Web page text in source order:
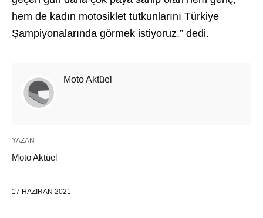
hem de kadın motosiklet tutkunlarını Türkiye
Şampiyonalarında görmek istiyoruz.” dedi.
Moto Aktüel
YAZAN
Moto Aktüel
17 HAZIRAN 2021